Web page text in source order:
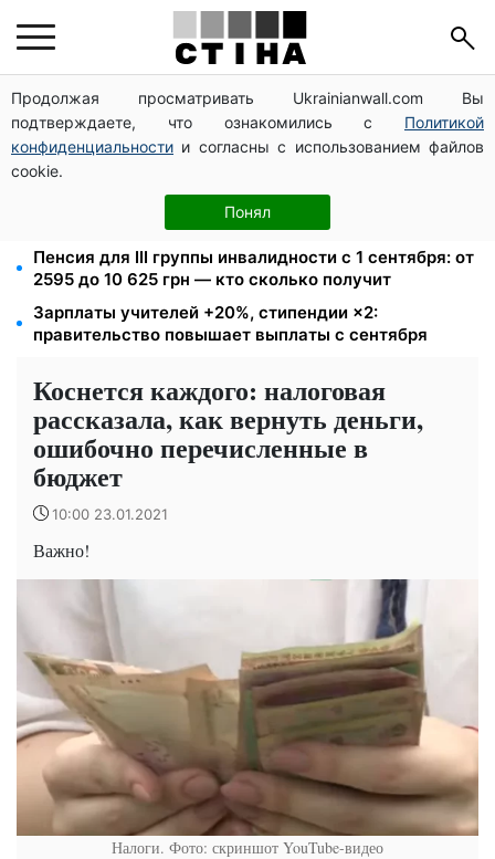
Продолжая просматривать Ukrainianwall.com Вы
подтверждаете, что ознакомились с Политикой
конфиденциальности и согласны с использованием файлов
cookie.
Понял
10 заявок — и МСЦ МВД приедет в громаду: обмен
прав, регистрация авто и международное
удостоверение
26 000 подписей — Зеленский поручил СНБО
лишать водителей прав за систематические
Пенсия для III группы инвалидности с 1 сентября: от
2595 до 10 625 грн — кто сколько получит
Зарплаты учителей +20%, стипендии ×2:
правительство повышает выплаты с сентября
Коснется каждого: налоговая
рассказала, как вернуть деньги,
ошибочно перечисленные в
бюджет
10:00 23.01.2021
Важно!
Налоги. Фото: скриншот YouTube-видео